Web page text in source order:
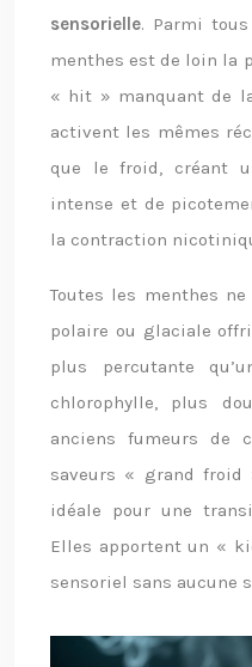
sensorielle. Parmi
menthes est de loin la
« hit » manquant de
activent les mêmes
que le froid, créant
intense et de
la contraction
Toutes les menthes
polaire ou glaciale
plus percutante
chlorophylle, plus
anciens fumeurs de
saveurs « grand
idéale pour une
Elles apportent un «
sensoriel sans aucune